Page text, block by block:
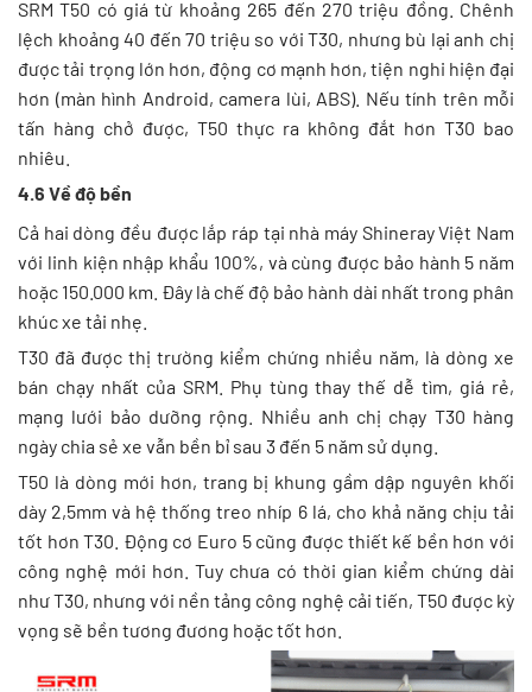
SRM T50 có giá từ khoảng 265 đến 270 triệu đồng. Chênh
lệch khoảng 40 đến 70 triệu so với T30, nhưng bù lại anh chị
được tải trọng lớn hơn, động cơ mạnh hơn, tiện nghi hiện đại
hơn (màn hình Android, camera lùi, ABS). Nếu tính trên mỗi
tấn hàng chở được, T50 thực ra không đắt hơn T30 bao
nhiêu.
4.6 Về độ bền
Cả hai dòng đều được lắp ráp tại nhà máy Shineray Việt Nam
với linh kiện nhập khẩu 100%, và cùng được bảo hành 5 năm
hoặc 150.000 km. Đây là chế độ bảo hành dài nhất trong phân
khúc xe tải nhẹ.
T30 đã được thị trường kiểm chứng nhiều năm, là dòng xe
bán chạy nhất của SRM. Phụ tùng thay thế dễ tìm, giá rẻ,
mạng lưới bảo dưỡng rộng. Nhiều anh chị chạy T30 hàng
ngày chia sẻ xe vẫn bền bỉ sau 3 đến 5 năm sử dụng.
T50 là dòng mới hơn, trang bị khung gầm dập nguyên khối
dày 2,5mm và hệ thống treo nhíp 6 lá, cho khả năng chịu tải
tốt hơn T30. Động cơ Euro 5 cũng được thiết kế bền hơn với
công nghệ mới hơn. Tuy chưa có thời gian kiểm chứng dài
như T30, nhưng với nền tảng công nghệ cải tiến, T50 được kỳ
vọng sẽ bền tương đương hoặc tốt hơn.